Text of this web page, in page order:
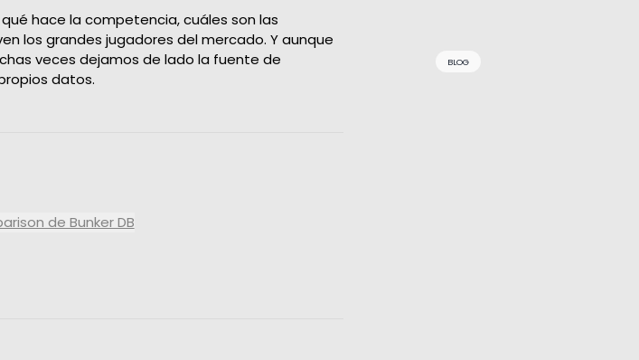
BLOG
hace la competencia, cuáles son las
los grandes jugadores del mercado. Y aunque
veces dejamos de lado la fuente de
datos.
de Bunker DB